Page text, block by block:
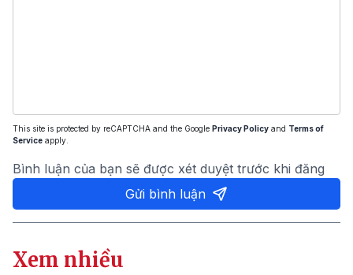
This site is protected by reCAPTCHA and the Google Privacy Policy and Terms of
Service apply.
Bình luận của bạn sẽ được xét duyệt trước khi đăng
Gửi bình luận
Xem nhiều